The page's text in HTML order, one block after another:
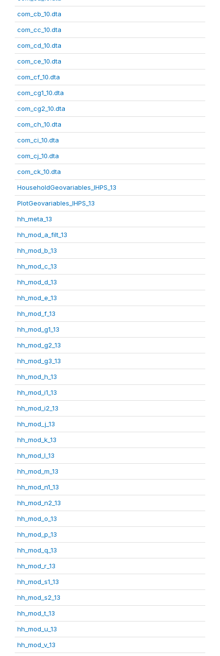
com_cb_10.dta
com_cc_10.dta
com_cd_10.dta
com_ce_10.dta
com_cf_10.dta
com_cg1_10.dta
com_cg2_10.dta
com_ch_10.dta
com_ci_10.dta
com_cj_10.dta
com_ck_10.dta
HouseholdGeovariables_IHPS_13
PlotGeovariables_IHPS_13
hh_meta_13
hh_mod_a_filt_13
hh_mod_b_13
hh_mod_c_13
hh_mod_d_13
hh_mod_e_13
hh_mod_f_13
hh_mod_g1_13
hh_mod_g2_13
hh_mod_g3_13
hh_mod_h_13
hh_mod_i1_13
hh_mod_i2_13
hh_mod_j_13
hh_mod_k_13
hh_mod_l_13
hh_mod_m_13
hh_mod_n1_13
hh_mod_n2_13
hh_mod_o_13
hh_mod_p_13
hh_mod_q_13
hh_mod_r_13
hh_mod_s1_13
hh_mod_s2_13
hh_mod_t_13
hh_mod_u_13
hh_mod_v_13